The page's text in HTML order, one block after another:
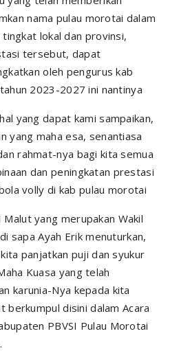
nama pulau morotai dalam
lokal dan provinsi,
tersebut, dapat
oleh pengurus kab
2023-2027 ini nantinya
yang dapat kami sampaikan,
yang maha esa, senantiasa
rahmat-nya bagi kita semua
dan peningkatan prestasi
volly di kab pulau morotai
yang merupakan Wakil
sapa Ayah Erik menuturkan,
panjatkan puji dan syukur
Kuasa yang telah
karunia-Nya kepada kita
berkumpul disini dalam Acara
PBVSI Pulau Morotai